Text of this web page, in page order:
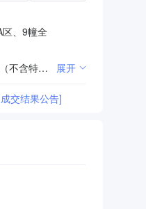
、9幢全
一般项目：第一类医疗器械生产；第二类医疗器械销售；货物进出口；技术进出口；专用设备制造（不含许可类专业设备制造）；通用设备制造（不含特种设备制造）。（除依法须经批准的项目外，凭营业执照依法自主开展经营活动） 许可项目：第二类医疗器械生产；特种设备安装改造修理；建设工程施工；第三类医疗器械生产；第三类医疗器械经营；建设工程设计；用于传染病防治的消毒产品生产；消毒器械生产；特种设备设计。（依法须经批准的项目，经相关部门批准后方可开展经营活动，具体经营项目以相关部门批准文件或许可证件为准） 自主展示（特色）项目：普通机械设备安装服务；技术服务、技术开发、技术咨询、技术交流、技术转让、技术推广；非居住房地产租赁；第一类医疗器械销售。 展开
交结果公告]